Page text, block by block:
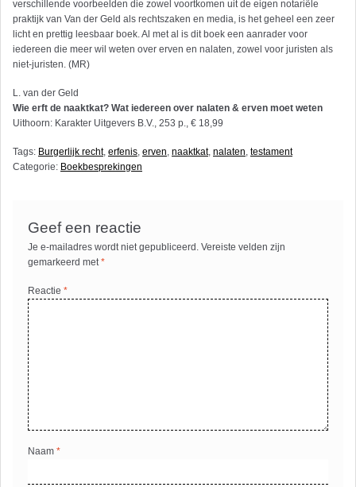
verschillende voorbeelden die zowel voortkomen uit de eigen notariële
praktijk van Van der Geld als rechtszaken en media, is het geheel een zeer
licht en prettig leesbaar boek. Al met al is dit boek een aanrader voor
iedereen die meer wil weten over erven en nalaten, zowel voor juristen als
niet-juristen. (MR)
L. van der Geld
Wie erft de naaktkat? Wat iedereen over nalaten & erven moet weten
Uithoorn: Karakter Uitgevers B.V., 253 p., € 18,99
Tags: Burgerlijk recht, erfenis, erven, naaktkat, nalaten, testament
Categorie: Boekbesprekingen
Geef een reactie
Je e-mailadres wordt niet gepubliceerd. Vereiste velden zijn
gemarkeerd met*
Reactie*
Naam*